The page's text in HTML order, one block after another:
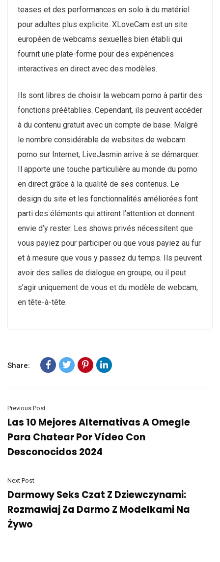
teases et des performances en solo à du matériel
pour adultes plus explicite. XLoveCam est un site
européen de webcams sexuelles bien établi qui
fournit une plate-forme pour des expériences
interactives en direct avec des modèles.
Ils sont libres de choisir la webcam porno à partir des
fonctions préétablies. Cependant, ils peuvent accéder
à du contenu gratuit avec un compte de base. Malgré
le nombre considérable de websites de webcam
porno sur Internet, LiveJasmin arrive à se démarquer.
Il apporte une touche particulière au monde du porno
en direct grâce à la qualité de ses contenus. Le
design du site et les fonctionnalités améliorées font
parti des éléments qui attirent l’attention et donnent
envie d’y rester. Les shows privés nécessitent que
vous payiez pour participer ou que vous payiez au fur
et à mesure que vous y passez du temps. Ils peuvent
avoir des salles de dialogue en groupe, ou il peut
s’agir uniquement de vous et du modèle de webcam,
en tête-à-tête.
Share:
Previous Post
Las 10 Mejores Alternativas A Omegle
Para Chatear Por Vídeo Con
Desconocidos 2024
Next Post
Darmowy Seks Czat Z Dziewczynami:
Rozmawiaj Za Darmo Z Modelkami Na
Żywo